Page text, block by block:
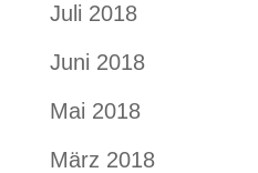
Juli 2018
Juni 2018
Mai 2018
März 2018